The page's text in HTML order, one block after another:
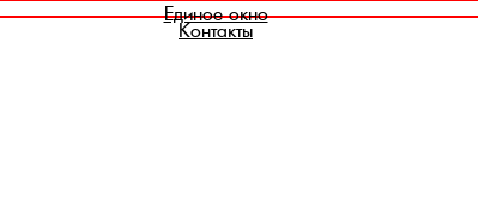
Единое окно
Контакты